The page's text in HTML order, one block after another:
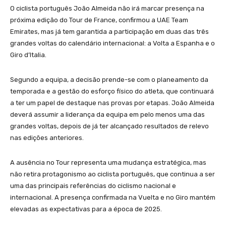
O ciclista português João Almeida não irá marcar presença na
próxima edição do Tour de France, confirmou a UAE Team
Emirates, mas já tem garantida a participação em duas das três
grandes voltas do calendário internacional: a Volta a Espanha e o
Giro d’Italia.
Segundo a equipa, a decisão prende-se com o planeamento da
temporada e a gestão do esforço físico do atleta, que continuará
a ter um papel de destaque nas provas por etapas. João Almeida
deverá assumir a liderança da equipa em pelo menos uma das
grandes voltas, depois de já ter alcançado resultados de relevo
nas edições anteriores.
A ausência no Tour representa uma mudança estratégica, mas
não retira protagonismo ao ciclista português, que continua a ser
uma das principais referências do ciclismo nacional e
internacional. A presença confirmada na Vuelta e no Giro mantém
elevadas as expectativas para a época de 2025.